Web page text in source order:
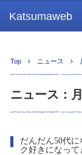
Katsumaweb
Top ニュース
ニュース：
だんだん50代
ク好きになって